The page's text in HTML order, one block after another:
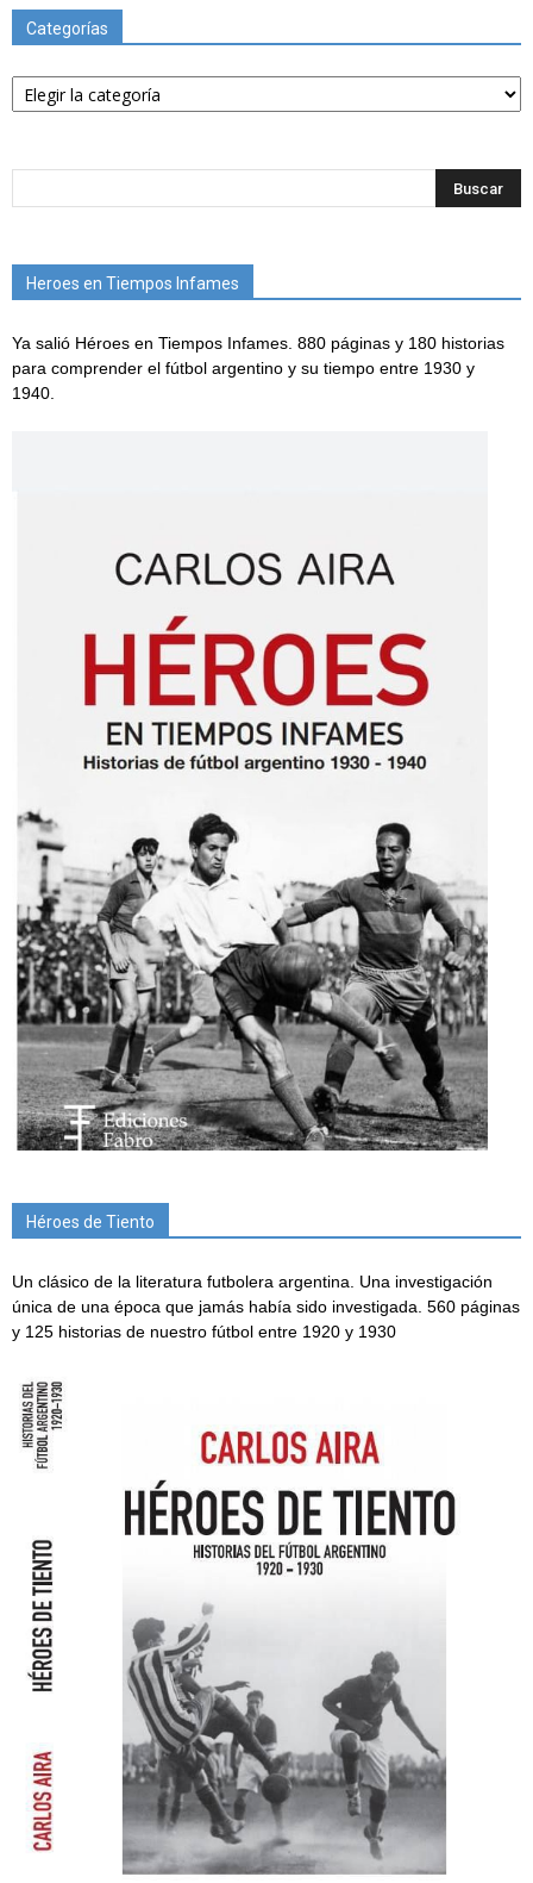
Categorías
Categorías
Heroes en Tiempos Infames
Ya salió Héroes en Tiempos Infames. 880 páginas y 180 historias
para comprender el fútbol argentino y su tiempo entre 1930 y
1940.
Héroes de Tiento
Un clásico de la literatura futbolera argentina. Una investigación
única de una época que jamás había sido investigada. 560 páginas
y 125 historias de nuestro fútbol entre 1920 y 1930